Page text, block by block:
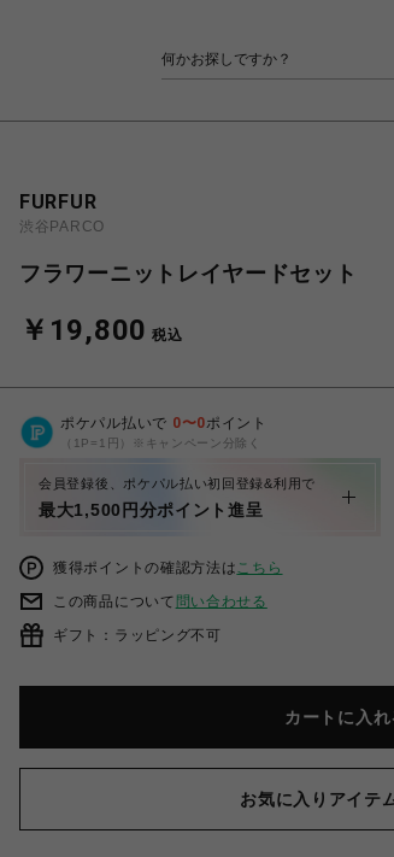
FURFUR
渋谷PARCO
フラワーニットレイヤードセット
￥19,800 税込
ポケパル払いで 0〜0ポイント
（1P=1円）※キャンペーン分除く
会員登録後、ポケパル払い初回登録&利用で
最大1,500円分ポイント進呈
獲得ポイントの確認方法はこちら
この商品について 問い合わせる
ギフト：ラッピング不可
カートに入れ
お気に入りアイテ